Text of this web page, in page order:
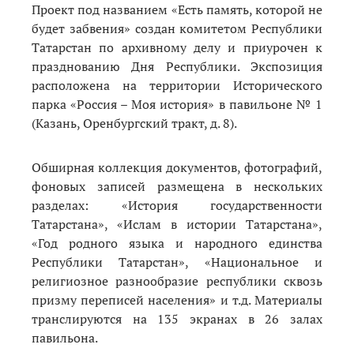
Проект под названием «Есть память, которой не
будет забвения» создан комитетом Республики
Татарстан по архивному делу и приурочен к
празднованию Дня Республики. Экспозиция
расположена на территории Исторического
парка «Россия – Моя история» в павильоне № 1
(Казань, Оренбургский тракт, д. 8).
Обширная коллекция документов, фотографий,
фоновых записей размещена в нескольких
разделах: «История государственности
Татарстана», «Ислам в истории Татарстана»,
«Год родного языка и народного единства
Республики Татарстан», «Национальное и
религиозное разнообразие республики сквозь
призму переписей населения» и т.д. Материалы
транслируются на 135 экранах в 26 залах
павильона.